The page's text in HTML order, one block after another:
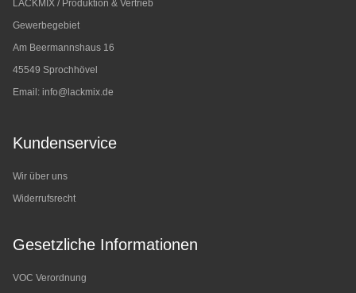
LACKMIX / Produktion & Vertrieb
Gewerbegebiet
Am Beermannshaus 16
45549 Sprochhövel
Email: info@lackmix.de
Kundenservice
Wir über uns
Widerrufsrecht
Gesetzliche Informationen
VOC Verordnung